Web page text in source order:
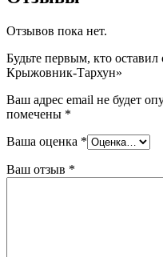
Отзывов пока нет.
Будьте первым, кто
Крыжовник-Тархун»
Ваш адрес email не будет
помечены *
Ваша оценка *
Ваш отзыв *